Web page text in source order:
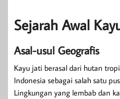
Sejarah Awal
Asal-usul Geografis
Kayu jati berasal dari hutan
Indonesia sebagai salah satu
Lingkungan yang lembab dan